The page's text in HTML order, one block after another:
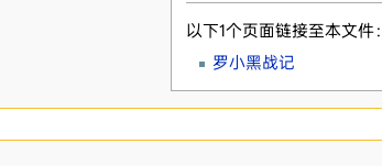
以下1个页面链接至本文件：
罗小黑战记